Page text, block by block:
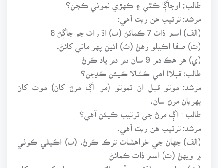
طالب؛ اوجاڳا ڪٿي ۽ ڪهڙي نموني ڪجن؟
مرشد: ترتيب هن ريت آهي:
(الف) اسم ذات 7 ڪمائڻ (ب) اڌ رات جو جاڳڻ 8
(ت) صفا اڪيلو رهڻ (ث) اٺين پهر ماني کائڻ.
(ي) هر هڪ دم 9 سان دم دم ياد ڪرڻ
طالب: قبلا! اهي ڪشالا ڪيئن ڪڍجن؟
مرشد: موتو قبل ان تموتو (مر اڳ مرڻ کان) موت کان
پهريان مرڻ سان.
طالب : اڳ مرڻ جي ترتيب ڪيئن آهي؟
مرشد: ترتيب هن ريت آهي.
(الف) جهان جي خواهشات ترڪ ڪرڻ. (ب) اڪيلي ڪوٺي
۾ ويهڻ (ت) اسم ذات ڪمائڻ
(ث) جهان جون لذتون ڇڏي، فاقي ۾ رهجي ان کي مرڻ کان